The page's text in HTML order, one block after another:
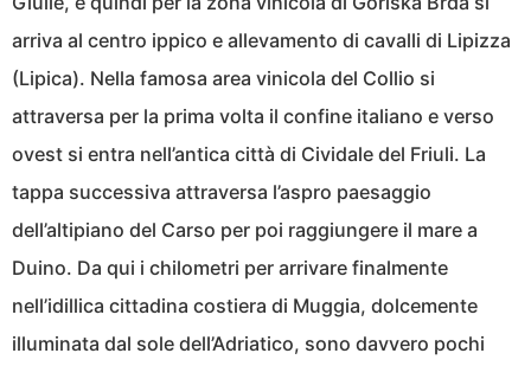
arriva al centro ippico e allevamento di cavalli di Lipizza
(Lipica). Nella famosa area vinicola del Collio si
attraversa per la prima volta il confine italiano e verso
ovest si entra nell’antica città di Cividale del Friuli. La
tappa successiva attraversa l’aspro paesaggio
dell’altipiano del Carso per poi raggiungere il mare a
Duino. Da qui i chilometri per arrivare finalmente
nell’idillica cittadina costiera di Muggia, dolcemente
illuminata dal sole dell’Adriatico, sono davvero pochi